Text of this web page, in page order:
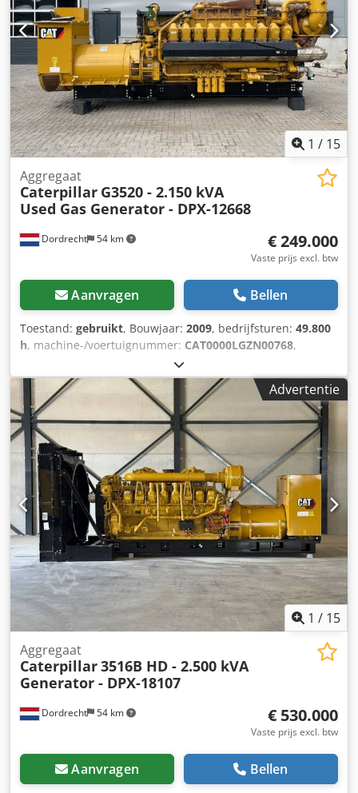
1 / 15
Dordrecht 54 km
Aggregaat
Caterpillar G3520 - 2.150 kVA
Used Gas Generator - DPX-12668
€ 249.000
Vaste prijs excl. btw
Aanvragen Bellen
Toestand: gebruikt, Bouwjaar: 2009, bedrijfsturen: 49.800
h, machine-/voertuignummer: CAT0000LGZN00768,
, motorfabrikant:
Toepassingsgebied: bouwsector Leeggewicht: 17.500 kg
Generatorvermogen: 2.150 kVA Afmetingen laadruimte: 7 x
2 x 27 cm Dsdpfx Amszpdn Iokock Neem contact op met
Team DPX voor meer informatie. = Extra opties en
accessoires = - Bedieningspaneel
Advertentie
1 / 15
Dordrecht 54 km
Aggregaat
Caterpillar3516B HD - 2.500 kVA
Generator - DPX-18107
€ 530.000
Vaste prijs excl. btw
Aanvragen Bellen